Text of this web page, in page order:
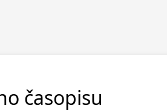
časopisu